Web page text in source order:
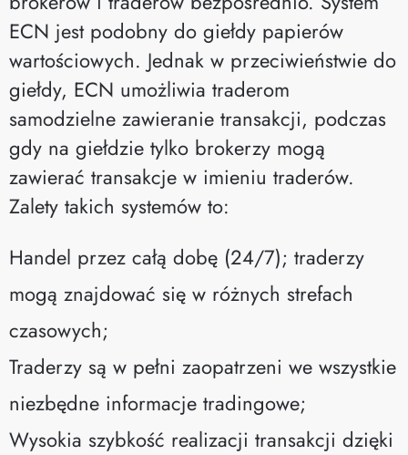
ECN jest podobny do giełdy papierów
wartościowych. Jednak w przeciwieństwie do
giełdy, ECN umożliwia traderom
samodzielne zawieranie transakcji, podczas
gdy na giełdzie tylko brokerzy mogą
zawierać transakcje w imieniu traderów.
Zalety takich systemów to:
Handel przez całą dobę (24/7); traderzy
mogą znajdować się w różnych strefach
czasowych;
Traderzy są w pełni zaopatrzeni we wszystkie
niezbędne informacje tradingowe;
Wysokia szybkość realizacji transakcji dzięki